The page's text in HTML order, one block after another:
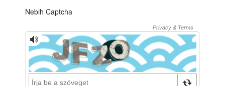
A Nébih adatkezelési tájékoztatója az alábbi oldalon érhető
Nebih Captcha